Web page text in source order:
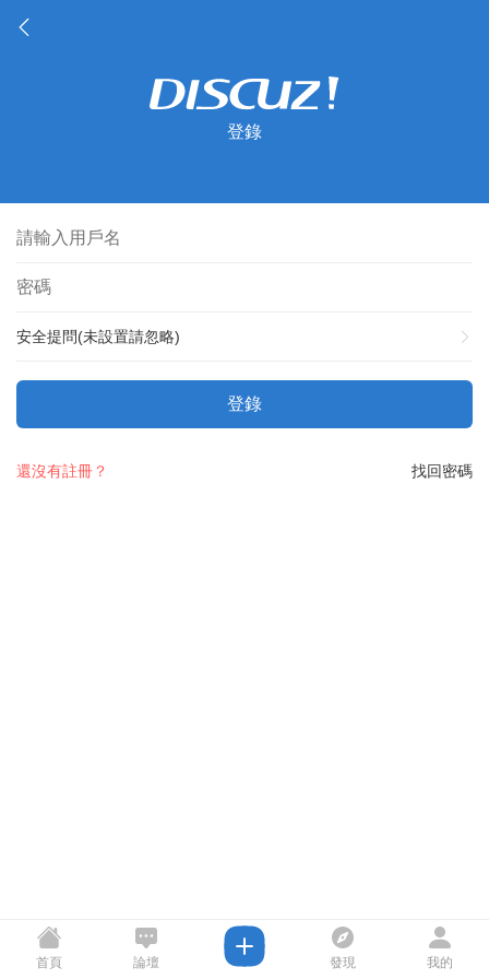
登錄
安全提問(未設置請忽略)
登錄
找回密碼
還沒有註冊？
首頁 論壇 發現 我的